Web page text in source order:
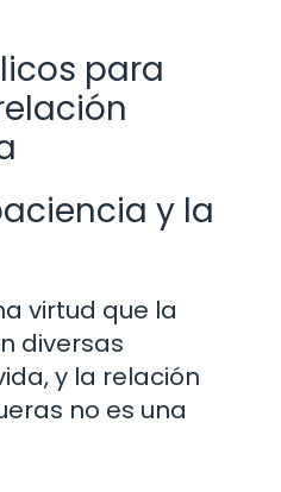
para
y la
virtud que la
diversas
y la relación
no es una